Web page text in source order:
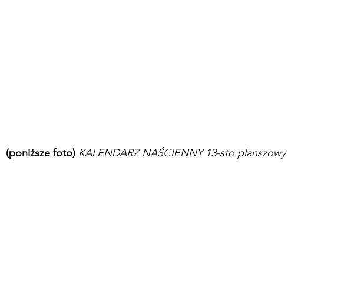
(poniższe foto) KALENDARZ NAŚCIENNY 13-sto planszowy